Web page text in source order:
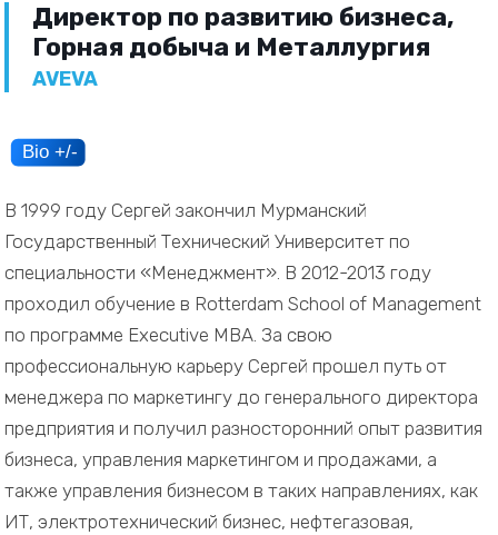
Директор по развитию бизнеса,
Горная добыча и Металлургия
AVEVA
В 1999 году Сергей закончил Мурманский
Государственный Технический Университет по
специальности «Менеджмент». В 2012-2013 году
проходил обучение в Rotterdam School of Management
по программе Executive MBA. За свою
профессиональную карьеру Сергей прошел путь от
менеджера по маркетингу до генерального директора
предприятия и получил разносторонний опыт развития
бизнеса, управления маркетингом и продажами, а
также управления бизнесом в таких направлениях, как
ИТ, электротехнический бизнес, нефтегазовая,